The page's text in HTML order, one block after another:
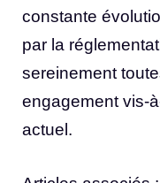
constante
par la
sereinement
engagement vis-
actuel.